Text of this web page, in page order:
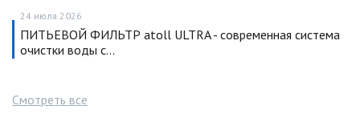
24 июля 2026
ПИТЬЕВОЙ ФИЛЬТР atoll ULTRA - современная система
очистки воды с…
Смотреть все